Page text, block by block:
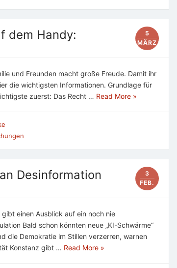
dem Handy:
5
MÄRZ
und Freunden macht große Freude. Damit ihr
die wichtigsten Informationen. Grundlage für
zuerst: Das Recht … Read More »
Desinformation
3
FEB.
einen Ausblick auf ein noch nie
Bald schon könnten neue „KI-Schwärme“
die Demokratie im Stillen verzerren, warnen
Konstanz gibt … Read More »